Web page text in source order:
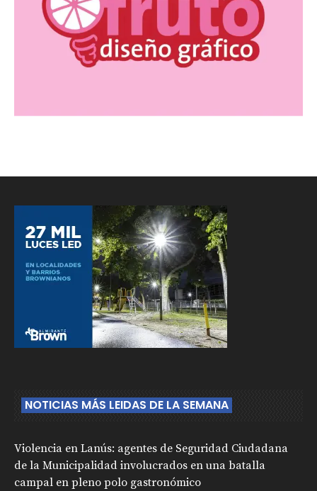
NOTICIAS MÁS LEIDAS DE LA SEMANA
Violencia en Lanús: agentes de Seguridad Ciudadana
de la Municipalidad involucrados en una batalla
campal en pleno polo gastronómico